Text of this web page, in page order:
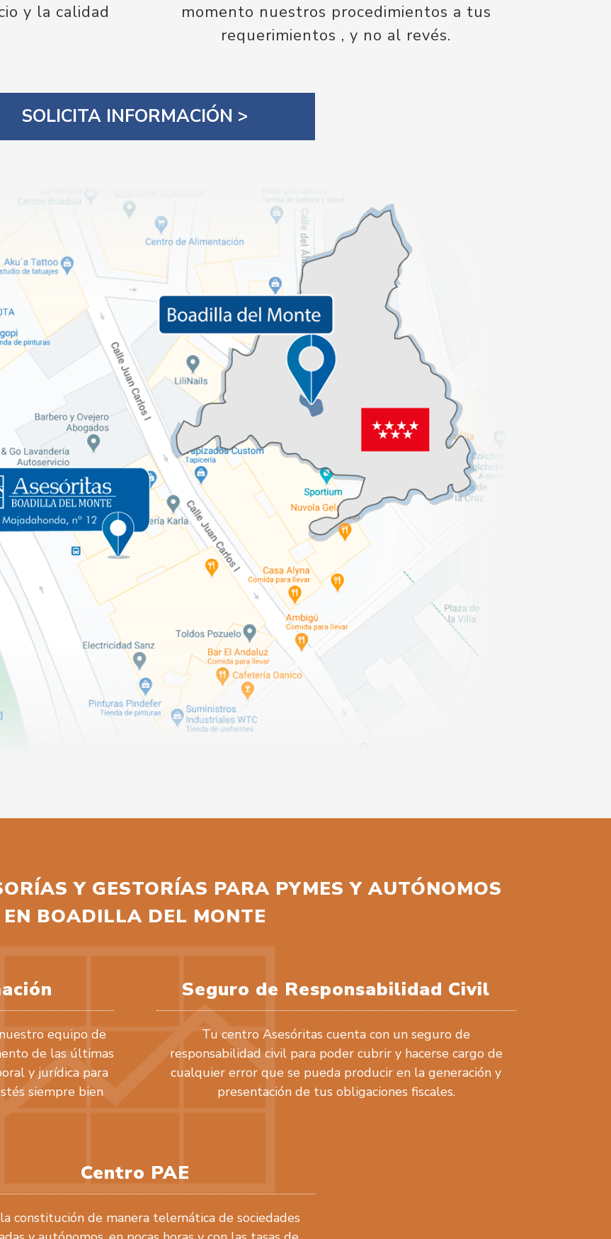
y la calidad
momento nuestros procedimientos a tus
requerimientos , y no al revés.
SOLICITA INFORMACIÓN >
Y GESTORÍAS PARA PYMES Y AUTÓNOMOS
EN BOADILLA DEL MONTE
equipo de
de las últimas
y jurídica para
siempre bien
Seguro de Responsabilidad Civil
Tu centro Asesóritas cuenta con un seguro de
responsabilidad civil para poder cubrir y hacerse cargo de
cualquier error que se pueda producir en la generación y
presentación de tus obligaciones fiscales.
Centro PAE
constitución de manera telemática de sociedades